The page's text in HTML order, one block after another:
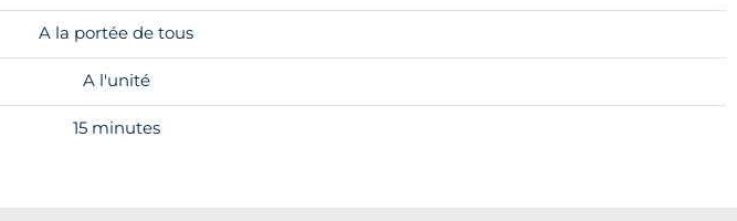
A la portée de tous
A l'unité
15 minutes